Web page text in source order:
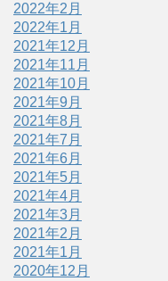
2022年2月
2022年1月
2021年12月
2021年11月
2021年10月
2021年9月
2021年8月
2021年7月
2021年6月
2021年5月
2021年4月
2021年3月
2021年2月
2021年1月
2020年12月